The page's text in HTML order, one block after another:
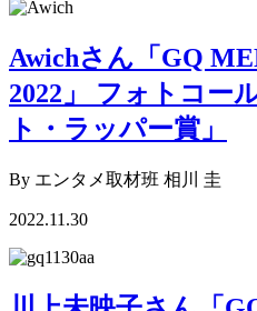
Awichさん「GQ
2022」 フォトコー
ト・ラッパー賞」
By エンタメ取材班 相川 圭
2022.11.30